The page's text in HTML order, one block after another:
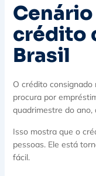
crédito
Brasil
O crédito
procura por
quadrimestre do ano,
Isso mostra que o
pessoas. Ele está
fácil.